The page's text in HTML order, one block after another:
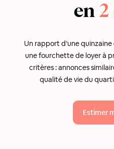
en 2
Un rapport d’une
une fourchette de loyer à
critères : annonces
qualité de vie du
Estimer